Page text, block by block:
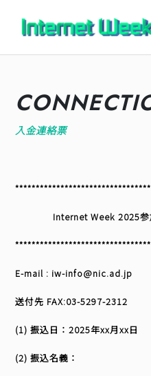
トップ
Internet Week とは
お知らせ
主催・後援・委員
会場
メディア掲載
BASICオンデマンド
入金連絡票
Internet Week 2025
E-mail : iw-info@nic.ad.jp
送付先 FAX:03-5297-2312
(1) 振込日：2025年xx月xx日
(2) 振込名義：